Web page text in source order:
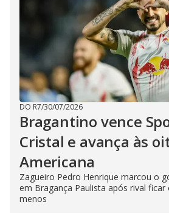
DO R7/30/07/2026
Bragantino vence
Cristal e avança às
Americana
Zagueiro Pedro Henrique marcou o
em Bragança Paulista após rival
menos